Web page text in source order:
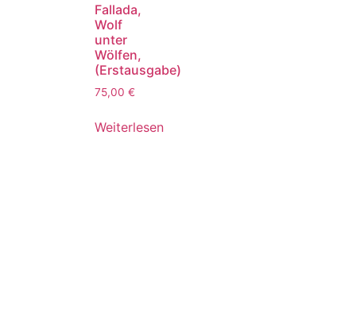
Fallada,
Wolf
unter
Wölfen,
(Erstausgabe)
75,00 €
Weiterlesen